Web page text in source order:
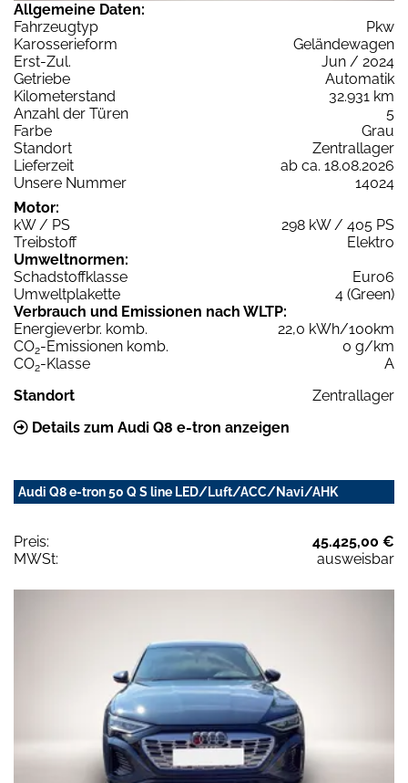
Allgemeine Daten:
Fahrzeugtyp
Pkw
Karosserieform
Geländewagen
Erst-Zul.
Jun / 2024
Getriebe
Automatik
Kilometerstand
32.931 km
Anzahl der Türen
5
Farbe
Grau
Standort
Zentrallager
Lieferzeit
ab ca. 18.08.2026
Unsere Nummer
14024
Motor:
kW / PS
298 kW / 405 PS
Treibstoff
Elektro
Umweltnormen:
Schadstoffklasse
Euro6
Umweltplakette
4 (Green)
Verbrauch und Emissionen nach WLTP:
Energieverbr. komb.
22,0 kWh/100km
CO2-Emissionen komb.
0 g/km
CO2-Klasse
A
Standort
Zentrallager
Details zum Audi Q8 e-tron anzeigen
Audi Q8 e-tron 50 Q S line LED/Luft/ACC/Navi/AHK
Preis:
45.425,00 €
MWSt:
ausweisbar